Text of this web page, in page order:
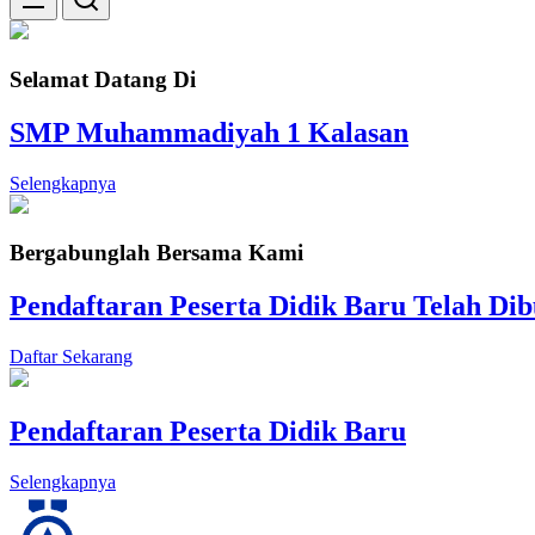
Selamat Datang Di
SMP Muhammadiyah 1 Kalasan
Selengkapnya
Bergabunglah Bersama Kami
Pendaftaran Peserta Didik Baru Telah
Daftar Sekarang
Pendaftaran Peserta Didik Baru
Selengkapnya